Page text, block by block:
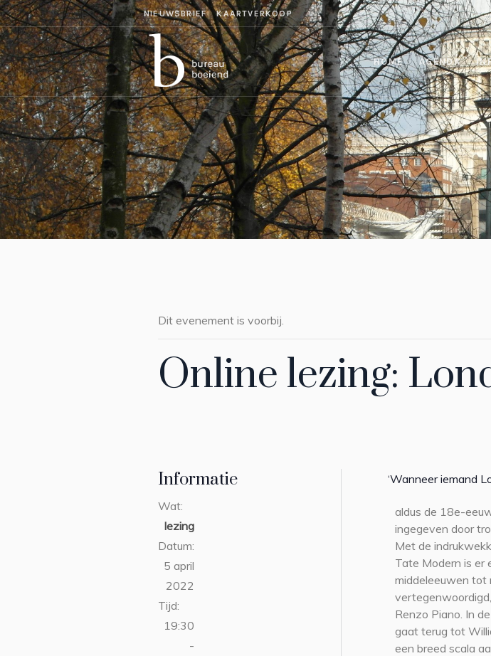
NIEUWSBRIEF KAARTVERKOOP
HOME AGENDA
Dit evenement is voorbij.
Online lezing:
Informatie
Wat:
lezing
Datum:
5 april
2022
Tijd:
19:30
-
‘Wanneer iemand
aldus de 18e-
ingegeven door
Met de
Tate Modern is er
middeleeuwen tot
Renzo Piano. In
gaat terug tot
een breed scala